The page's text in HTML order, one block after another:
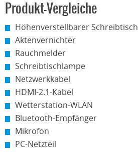
Produkt-Vergleiche
Höhenverstellbarer Schreibtisch
Aktenvernichter
Rauchmelder
Schreibtischlampe
Netzwerkkabel
HDMI-2.1-Kabel
Wetterstation-WLAN
Bluetooth-Empfänger
Mikrofon
PC-Netzteil